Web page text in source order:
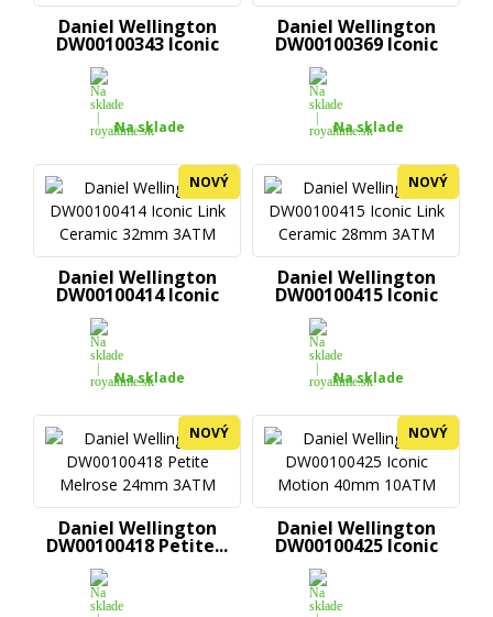
Daniel Wellington
DW00100343 Iconic
Na sklade
Daniel Wellington
DW00100369 Iconic
Na sklade
NOVÝ
Daniel Wellington
DW00100414 Iconic
Na sklade
NOVÝ
Daniel Wellington
DW00100415 Iconic
Na sklade
NOVÝ
Daniel Wellington
DW00100418 Petite...
NOVÝ
Daniel Wellington
DW00100425 Iconic
Motion...